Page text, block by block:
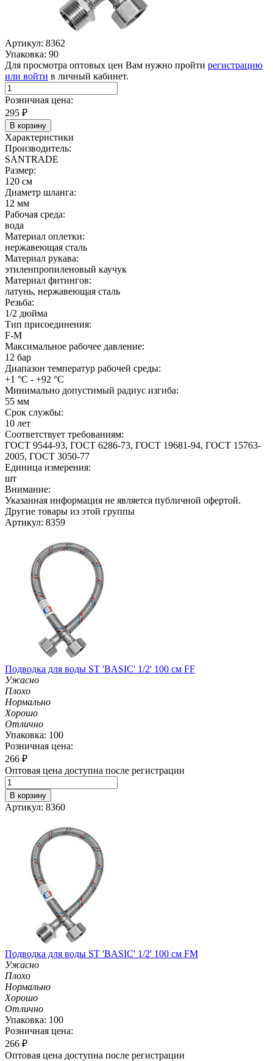
Артикул: 8362
Упаковка: 90
Для просмотра оптовых цен Вам нужно пройти регистрацию
или войти в личный кабинет.
Розничная цена:
295 ₽
В корзину
Характеристики
Производитель:
SANTRADE
Размер:
120 см
Диаметр шланга:
12 мм
Рабочая среда:
вода
Материал оплетки:
нержавеющая сталь
Материал рукава:
этиленпропиленовый каучук
Материал фитингов:
латунь, нержавеющая сталь
Резьба:
1/2 дюйма
Тип присоединения:
F-M
Максимальное рабочее давление:
12 бар
Диапазон температур рабочей среды:
+1 °С - +92 °С
Минимально допустимый радиус изгиба:
55 мм
Срок службы:
10 лет
Соответствует требованиям:
ГОСТ 9544-93, ГОСТ 6286-73, ГОСТ 19681-94, ГОСТ 15763-
2005, ГОСТ 3050-77
Единица измерения:
шт
Внимание:
Указанная информация не является публичной офертой.
Другие товары из этой группы
Артикул: 8359
Подводка для воды ST 'BASIC' 1/2' 100 см FF
Ужасно
Плохо
Нормально
Хорошо
Отлично
Упаковка: 100
Розничная цена:
266 ₽
Оптовая цена доступна после регистрации
В корзину
Артикул: 8360
Подводка для воды ST 'BASIC' 1/2' 100 см FM
Ужасно
Плохо
Нормально
Хорошо
Отлично
Упаковка: 100
Розничная цена:
266 ₽
Оптовая цена доступна после регистрации